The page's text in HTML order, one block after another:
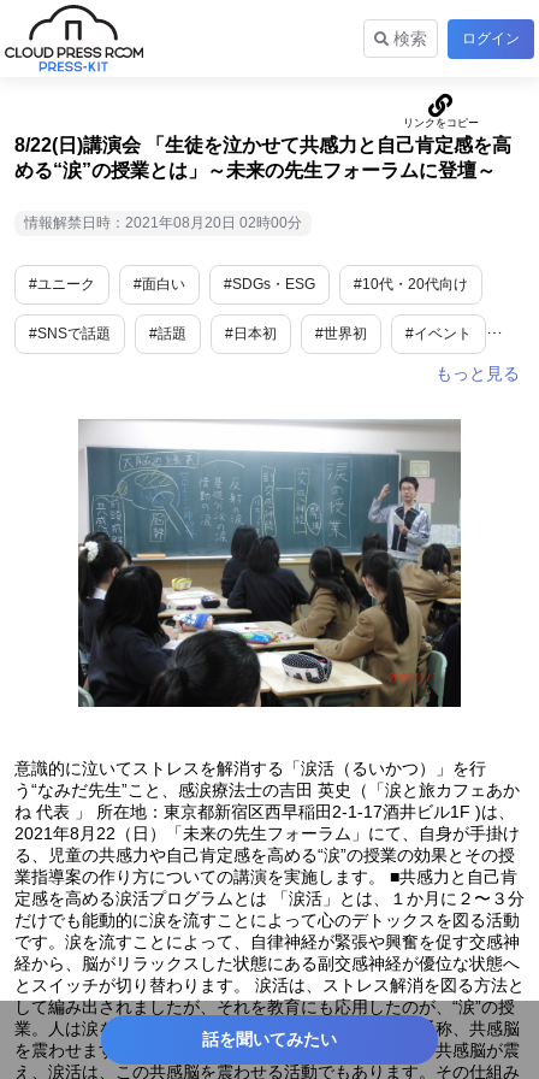
検索 ログイン
8/22(日)講演会 「生徒を泣かせて共感力と自己肯定感を高
める“涙”の授業とは」～未来の先生フォーラムに登壇～
情報解禁日時：2021年08月20日 02時00分
#ユニーク #面白い #SDGs・ESG #10代・20代向け
#SNSで話題 #話題 #日本初 #世界初 #イベント
意識的に泣いてストレスを解消する「涙活（るいかつ）」を行
う“なみだ先生”こと、感涙療法士の吉田 英史（「涙と旅カフェあか
ね 代表 」 所在地：東京都新宿区西早稲田2-1-17酒井ビル1F )は、
2021年8月22（日）「未来の先生フォーラム」にて、自身が手掛け
る、児童の共感力や自己肯定感を高める“涙”の授業の効果とその授
業指導案の作り方についての講演を実施します。 ■共感力と自己肯
定感を高める涙活プログラムとは 「涙活」とは、１か月に２〜３分
だけでも能動的に涙を流すことによって心のデトックスを図る活動
です。涙を流すことによって、自律神経が緊張や興奮を促す交感神
経から、脳がリラックスした状態にある副交感神経が優位な状態へ
とスイッチが切り替わります。 涙活は、ストレス解消を図る方法と
して編み出されましたが、それを教育にも応用したのが、“涙”の授
業。人は涙を流すとき、おでこの先にある前頭前野、通称、共感脳
を震わせます。人は何かに感動した時や共感した時に、共感脳が震
え、涙活は、この共感脳を震わせる活動でもあります。その仕組み
話を聞いてみたい